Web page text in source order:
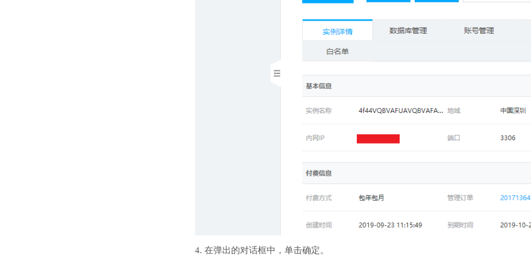
4. 在弹出的对话框中，单击确定。